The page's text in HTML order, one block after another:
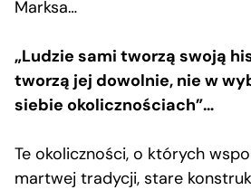
Marksa…
„Ludzie sami tworzą swoją
tworzą jej dowolnie, nie w
siebie okolicznościach”…
Te okoliczności, o których
martwej tradycji, stare